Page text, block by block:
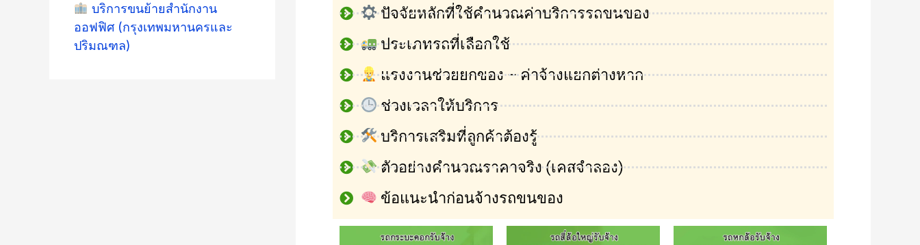
บริการขนย้ายสำนักงาน
ออฟฟิศ (กรุงเทพมหานครและ
ปริมณฑล)
ปัจจัยหลักที่ใช้คำนวณค่าบริการรถขนของ
ประเภทรถที่เลือกใช้
แรงงานช่วยยกของ – ค่าจ้างแยกต่างหาก
ช่วงเวลาให้บริการ
บริการเสริมที่ลูกค้าต้องรู้
ตัวอย่างคำนวณราคาจริง (เคสจำลอง)
ข้อแนะนำก่อนจ้างรถขนของ